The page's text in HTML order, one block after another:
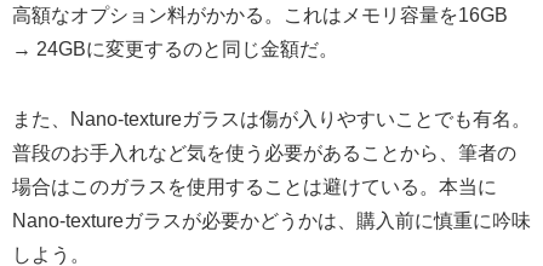
高額なオプション料がかかる。これはメモリ容量を16GB
→ 24GBに変更するのと同じ金額だ。
また、Nano-textureガラスは傷が入りやすいことでも有名。
普段のお手入れなど気を使う必要があることから、筆者の
場合はこのガラスを使用することは避けている。本当に
Nano-textureガラスが必要かどうかは、購入前に慎重に吟味
しよう。